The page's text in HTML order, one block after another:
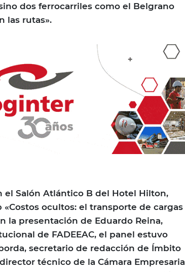
dos ferrocarriles como el Belgrano
las rutas».
el Salón Atlántico B del Hotel Hilton,
«Costos ocultos: el transporte de cargas
la presentación de Eduardo Reina,
de FADEEAC, el panel estuvo
secretario de redacción de Ímbito
técnico de la Cámara Empresaria